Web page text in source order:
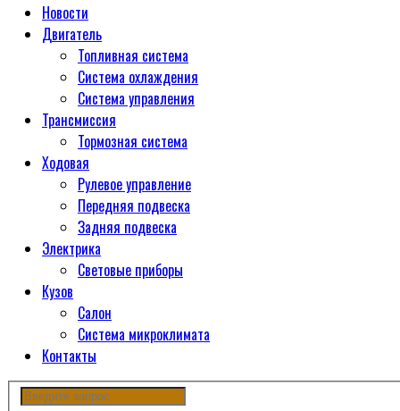
Новости
Двигатель
Топливная система
Система охлаждения
Система управления
Трансмиссия
Тормозная система
Ходовая
Рулевое управление
Передняя подвеска
Задняя подвеска
Электрика
Световые приборы
Кузов
Салон
Система микроклимата
Контакты